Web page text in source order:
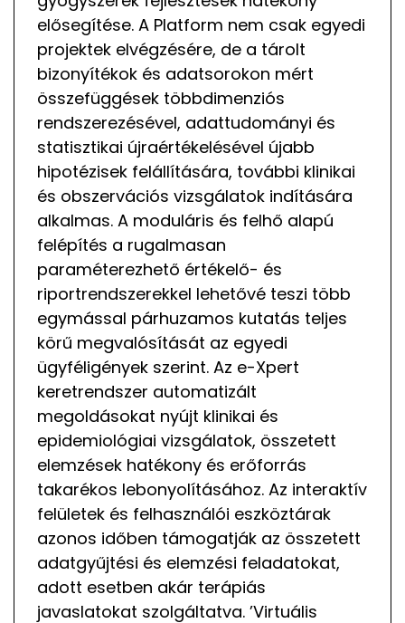
elősegítése. A Platform nem csak egyedi
projektek elvégzésére, de a tárolt
bizonyítékok és adatsorokon mért
összefüggések többdimenziós
rendszerezésével, adattudományi és
statisztikai újraértékelésével újabb
hipotézisek felállítására, további klinikai
és obszervációs vizsgálatok indítására
alkalmas. A moduláris és felhő alapú
felépítés a rugalmasan
paraméterezhető értékelő- és
riportrendszerekkel lehetővé teszi több
egymással párhuzamos kutatás teljes
körű megvalósítását az egyedi
ügyféligények szerint. Az e-Xpert
keretrendszer automatizált
megoldásokat nyújt klinikai és
epidemiológiai vizsgálatok, összetett
elemzések hatékony és erőforrás
takarékos lebonyolításához. Az interaktív
felületek és felhasználói eszköztárak
azonos időben támogatják az összetett
adatgyűjtési és elemzési feladatokat,
adott esetben akár terápiás
javaslatokat szolgáltatva. ’Virtuális